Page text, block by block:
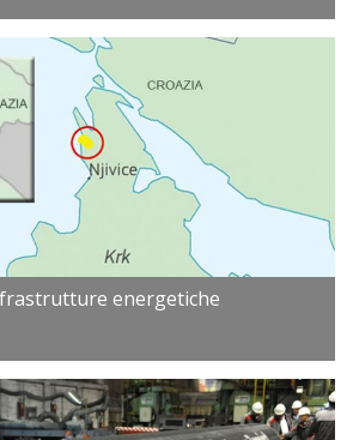
energetiche